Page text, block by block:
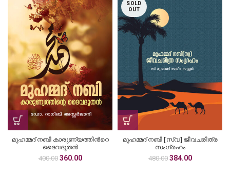
മുഹമ്മദ് നബി കാരുണ്യത്തിന്‍റെ
ദൈവദൂതൻ
400.00 Original
360.00Current
SOLD
OUT
മുഹമ്മദ് നബി [സ്വ] ജീവചരിത്ര
സംഗ്രഹം
480.00 Original
384.00Current